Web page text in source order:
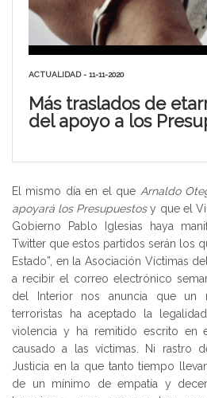
ACTUALIDAD - 11-11-2020
Más traslados de
del apoyo a los
El mismo día en el que Arnaldo
apoyará los Presupuestosy que el
Gobierno Pablo Iglesias haya
Twitter que estos partidos serán los
Estado”, en la Asociación Víctimas
a recibir el correo electrónico
del Interior nos anuncia que un
terroristas ha aceptado la
violencia y ha remitido escrito en
causado a las víctimas. Ni rastro
Justicia en la que tanto tiempo
de un mínimo de empatía y